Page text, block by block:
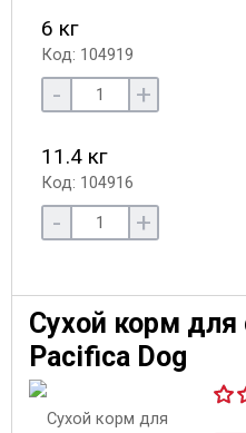
6 кг
Код: 104919
- +
11.4 кг
Код: 104916
- +
Сухой корм для
Pacifica Dog